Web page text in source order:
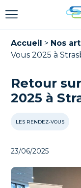
Accueil > Nos
Vous 2025 à
Retour
2025 à
LES RENDEZ-VOUS
23/06/2025